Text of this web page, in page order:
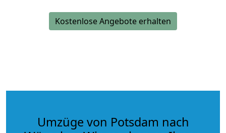
Kostenlose Angebote erhalten
Umzüge von Potsdam nach